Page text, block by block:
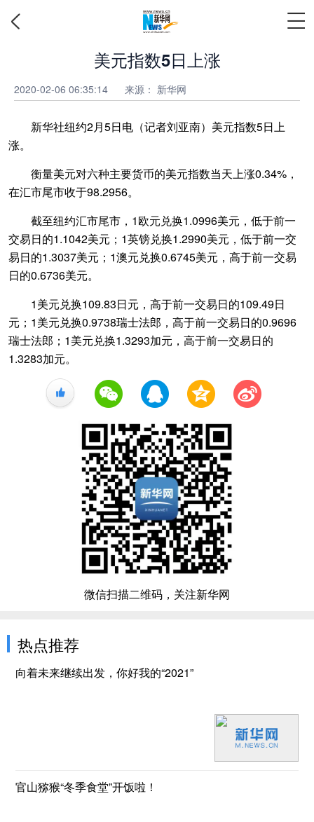
美元指数5日上涨
2020-02-06 06:35:14 来源： 新华网
新华社纽约2月5日电（记者刘亚南）美元指数5日上
涨。
衡量美元对六种主要货币的美元指数当天上涨0.34%，
在汇市尾市收于98.2956。
截至纽约汇市尾市，1欧元兑换1.0996美元，低于前一
交易日的1.1042美元；1英镑兑换1.2990美元，低于前一交
易日的1.3037美元；1澳元兑换0.6745美元，高于前一交易
日的0.6736美元。
1美元兑换109.83日元，高于前一交易日的109.49日
元；1美元兑换0.9738瑞士法郎，高于前一交易日的0.9696
瑞士法郎；1美元兑换1.3293加元，高于前一交易日的
1.3283加元。
+1
微信扫描二维码，关注新华网
热点推荐
向着未来继续出发，你好我的“2021”
官山猕猴“冬季食堂”开饭啦！